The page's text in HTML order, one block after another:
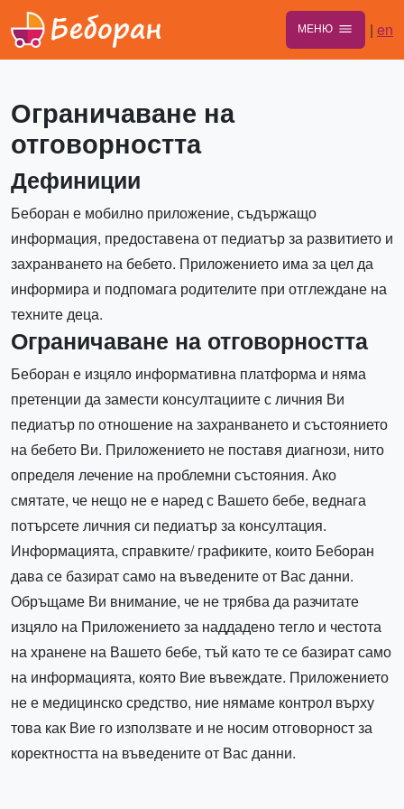
МЕНЮ | en
Ограничаване на
отговорността
Дефиниции
Беборан е мобилно приложение, съдържащо
информация, предоставена от педиатър за развитието и
захранването на бебето. Приложението има за цел да
информира и подпомага родителите при отглеждане на
техните деца.
Ограничаване на отговорността
Беборан е изцяло информативна платформа и няма
претенции да замести консултациите с личния Ви
педиатър по отношение на захранването и състоянието
на бебето Ви. Приложението не поставя диагнози, нито
определя лечение на проблемни състояния. Ако
смятате, че нещо не е наред с Вашето бебе, веднага
потърсете личния си педиатър за консултация.
Информацията, справките/ графиките, които Беборан
дава се базират само на въведените от Вас данни.
Обръщаме Ви внимание, че не трябва да разчитате
изцяло на Приложението за наддадено тегло и честота
на хранене на Вашето бебе, тъй като те се базират само
на информацията, която Вие въвеждате. Приложението
не е медицинско средство, ние нямаме контрол върху
това как Вие го използвате и не носим отговорност за
коректността на въведените от Вас данни.